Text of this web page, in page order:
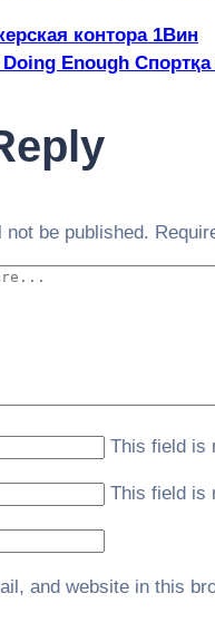
контора 1Вин
Enough
not be published.
This field is
This field is
and website in this